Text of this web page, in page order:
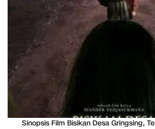
Sinopsis Film Bisikan Desa Gringsing,